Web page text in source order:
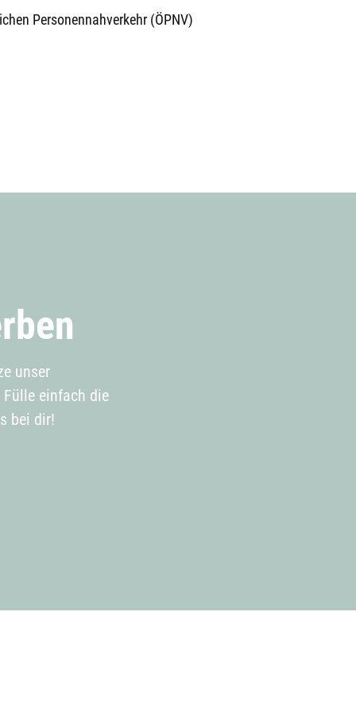
Personennahverkehr (ÖPNV)
unser
Fülle einfach die
bei dir!